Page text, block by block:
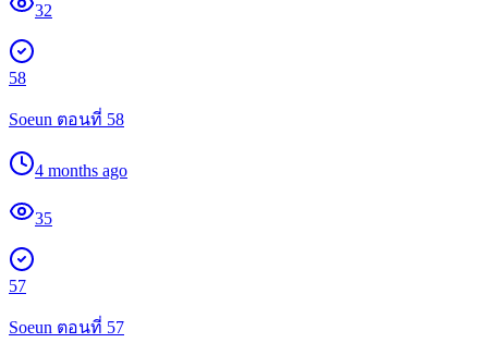
32
58
Soeun ตอนที่ 58
4 months ago
35
57
Soeun ตอนที่ 57